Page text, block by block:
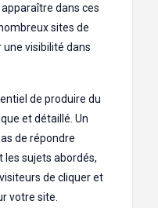
dans ces
sites de
visibilité dans
de produire du
et détaillé. Un
de répondre
sujets abordés,
de cliquer et
votre site.